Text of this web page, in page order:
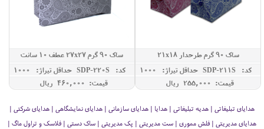
ساک 90 گرم طرحدار 21x18
کد: SDP-211S
حداقل تيراژ: 1000
قیمت: 255,000 ريال
ساک 90 گرم 27x27 عطف 10 سانت
کد: SDP-220S
حداقل تيراژ: 1000
قیمت: 460,000 ريال
هدایای تبلیغاتی | هدیه تبلیغاتی | هدایا | هدایای سازمانی | هدایای نمایشگاهی | هدایای شرکتی |
هدایای مدیریتی | فلش مموری | ست مدیریتی | پک مدیریتی | ساک دستی | فلاسک و تراول ماگ |